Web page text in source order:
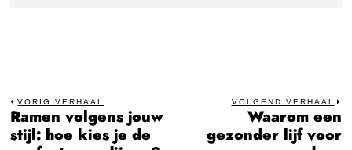
Bericht
navigatie
VORIG VERHAAL
Previous
post:
Ramen volgens jouw
stijl: hoe kies je de
VOLGEND VERHAAL
Waarom een
gezonder lijf voor